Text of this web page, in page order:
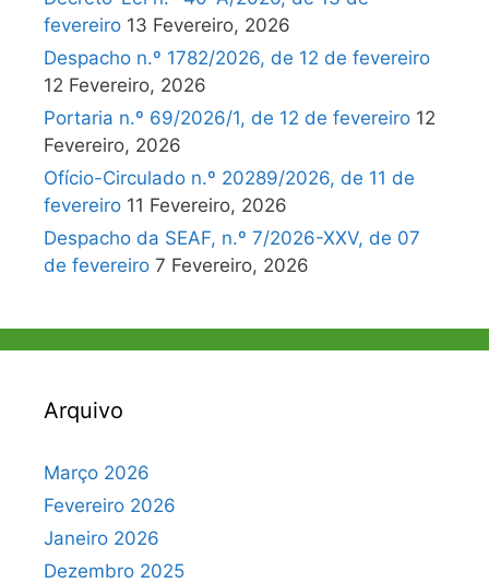
fevereiro 13 Fevereiro, 2026
Despacho n.º 1782/2026, de 12 de fevereiro
12 Fevereiro, 2026
Portaria n.º 69/2026/1, de 12 de fevereiro 12
Fevereiro, 2026
Ofício-Circulado n.º 20289/2026, de 11 de
fevereiro 11 Fevereiro, 2026
Despacho da SEAF, n.º 7/2026-XXV, de 07
de fevereiro 7 Fevereiro, 2026
Arquivo
Março 2026
Fevereiro 2026
Janeiro 2026
Dezembro 2025